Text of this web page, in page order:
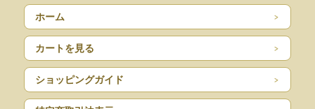
ホーム
カートを見る
ショッピングガイド